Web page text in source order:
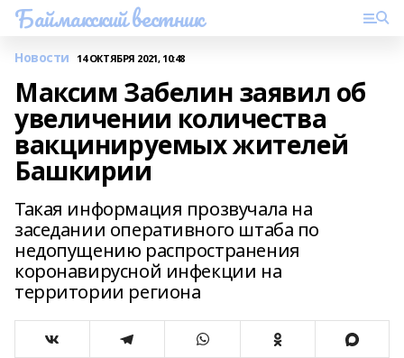
Баймакский вестник
Новости 14 ОКТЯБРЯ 2021, 10:48
Максим Забелин заявил об
увеличении количества
вакцинируемых жителей
Башкирии
Такая информация прозвучала на
заседании оперативного штаба по
недопущению распространения
коронавирусной инфекции на
территории региона